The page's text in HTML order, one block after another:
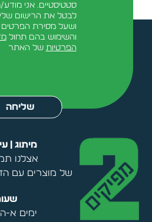
סטטיסטיים. אני
לבטל את הרישום
ושעל מסירת הפרטים
והשימוש בהם תחול
הפרטיות של האתר
שליחה
מיתוג |
אצלנו
של מוצרים עם
ימים א-ה 16:00 – 8:00